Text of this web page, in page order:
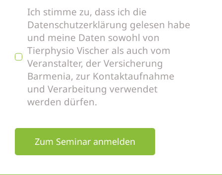
Ich stimme zu, dass ich die
Datenschutzerklärung gelesen habe
und meine Daten sowohl von
Tierphysio Vischer als auch vom
Veranstalter, der Versicherung
Barmenia, zur Kontaktaufnahme
und Verarbeitung verwendet
werden dürfen.
Zum Seminar anmelden